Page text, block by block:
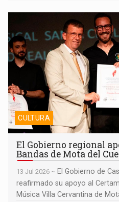
El Gobierno regional apoya el
Cuervo con 18.000 euros
CULTURA
El Gobierno regional
Bandas de Mota del
13 Jul 2026 ~ El Gobierno de
reafirmado su apoyo al
Música Villa Cervantina de